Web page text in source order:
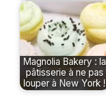
Magnolia Bakery : la
pâtisserie à ne pas
louper à New York !